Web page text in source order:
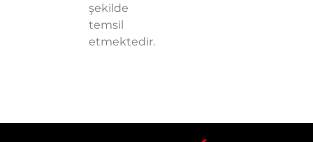
şekilde
temsil
etmektedir.